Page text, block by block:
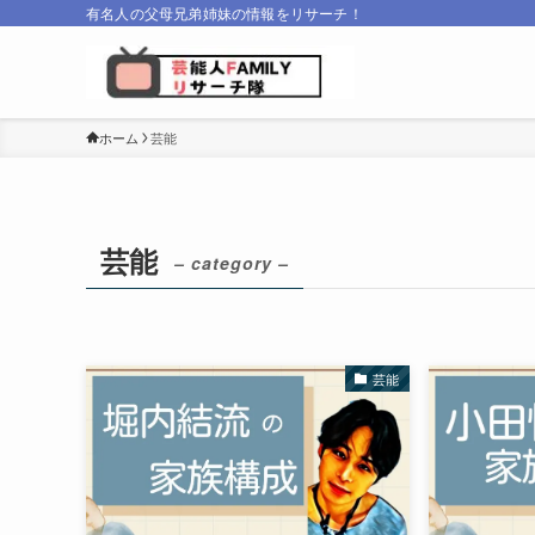
有名人の父母兄弟姉妹の情報をリサーチ！
ホーム 芸能
芸能 – category –
芸能